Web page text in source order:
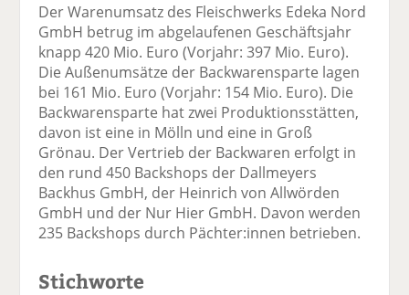
Der Warenumsatz des Fleischwerks Edeka Nord
GmbH betrug im abgelaufenen Geschäftsjahr
knapp 420 Mio. Euro (Vorjahr: 397 Mio. Euro).
Die Außenumsätze der Backwarensparte lagen
bei 161 Mio. Euro (Vorjahr: 154 Mio. Euro). Die
Backwarensparte hat zwei Produktionsstätten,
davon ist eine in Mölln und eine in Groß
Grönau. Der Vertrieb der Backwaren erfolgt in
den rund 450 Backshops der Dallmeyers
Backhus GmbH, der Heinrich von Allwörden
GmbH und der Nur Hier GmbH. Davon werden
235 Backshops durch Pächter:innen betrieben.
Stichworte